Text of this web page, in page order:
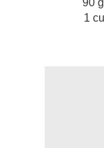
90
1